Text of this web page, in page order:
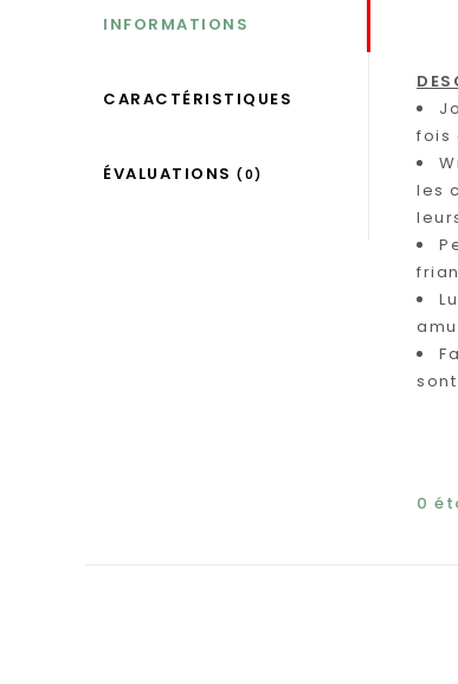
INFORMATIONS
CARACTÉRISTIQUES
ÉVALUATIONS (0)
fois
les
0